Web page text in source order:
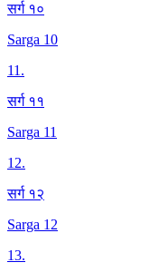
सर्ग १०
Sarga 10
11.
सर्ग ११
Sarga 11
12.
सर्ग १२
Sarga 12
13.